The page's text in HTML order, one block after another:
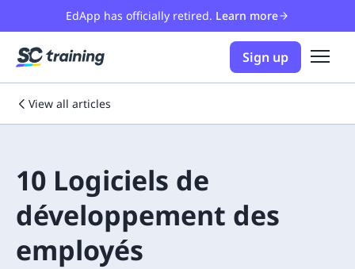
EdApp has officially retired. Learn more
Sign up
View all articles
10 Logiciels de
développement des
employés